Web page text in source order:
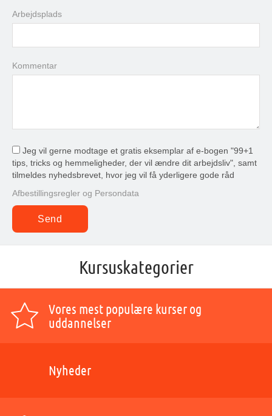
Arbejdsplads
Kommentar
Jeg vil gerne modtage et gratis eksemplar af e-bogen "99+1
tips, tricks og hemmeligheder, der vil ændre dit arbejdsliv", samt
tilmeldes nyhedsbrevet, hvor jeg vil få yderligere gode råd
Afbestillingsregler og Persondata
Kursuskategorier
Vores mest populære kurser og
uddannelser
Nyheder